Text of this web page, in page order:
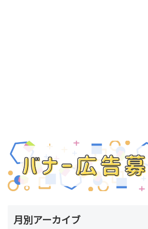
月別アーカイブ